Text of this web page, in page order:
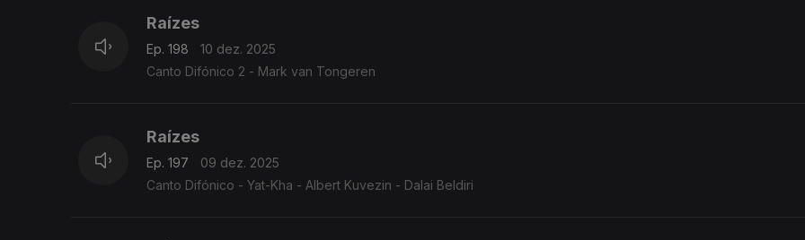
Raízes
Ep. 198
10 dez. 2025
Canto Difónico 2 - Mark van Tongeren
Raízes
Ep. 197
09 dez. 2025
Canto Difónico - Yat-Kha - Albert Kuvezin - Dalai Beldiri